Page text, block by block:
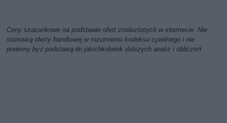
Ceny szacunkowe na podstawie ofert znalezionych w internecie. Nie
stanowią oferty handlowej w rozumieniu kodeksu cywilnego i nie
powinny być podstawą do jakichkolwiek dalszych analiz i obliczeń